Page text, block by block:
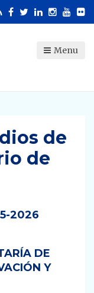
Menu
de
de
2026
DE
Y